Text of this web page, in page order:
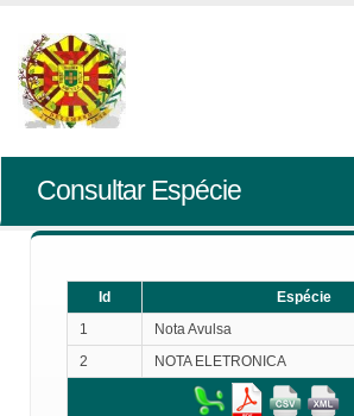
Consultar Espécie
Id
Espécie
1
Nota Avulsa
2
NOTA ELETRONICA